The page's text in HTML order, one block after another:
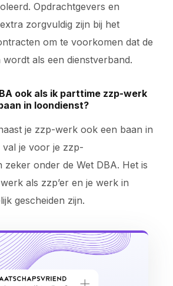
Opdrachtgevers en
zorgvuldig zijn bij het
om te voorkomen dat de
als een dienstverband.
ook als ik parttime zzp-werk
in loondienst?
je zzp-werk ook een baan in
je voor je zzp-
zeker onder de Wet DBA. Het is
als zzp’er en je werk in
gescheiden zijn.